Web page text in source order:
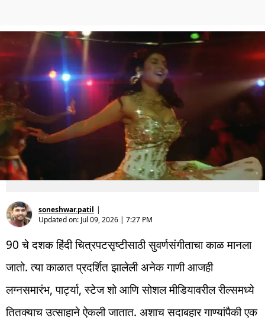
soneshwar.patil |
Updated on: Jul 09, 2026 | 7:27 PM
90 चे दशक हिंदी चित्रपटसृष्टीसाठी सुवर्णसंगीताचा काळ मानला
जातो. त्या काळात प्रदर्शित झालेली अनेक गाणी आजही
लग्नसमारंभ, पार्ट्या, स्टेज शो आणि सोशल मीडियावरील रील्समध्ये
तितक्याच उत्साहाने ऐकली जातात. अशाच सदाबहार गाण्यांपैकी एक